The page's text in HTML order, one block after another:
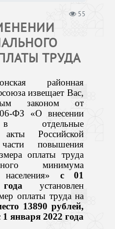
55
ТРУДА
районная
извещает Вас,
законом от
ФЗ «О внесении
отдельные
акты Российской
повышения
оплаты труда
минимума
населения» с 01
годаустановлен
оплаты труда на
13890 рублей,
1 января 2022 года